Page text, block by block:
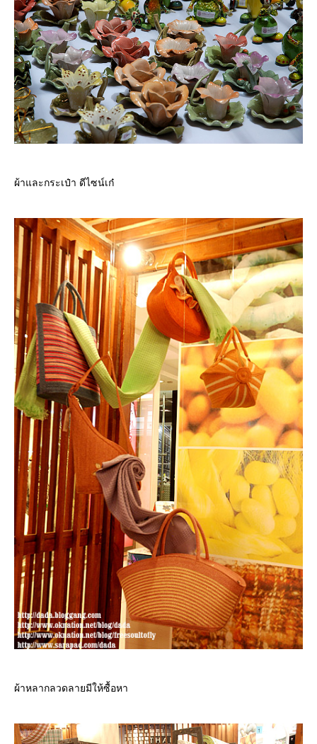
ผ้าและกระเป๋า ดีไซน์เก๋
ผ้าหลากลวดลายมีให้ซื้อหา